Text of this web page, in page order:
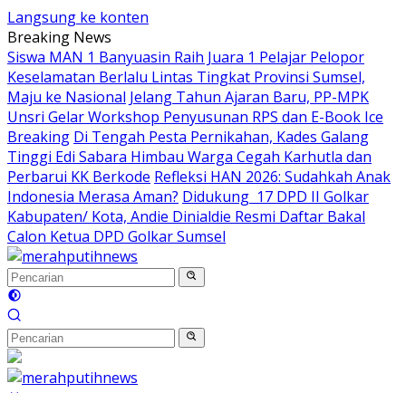
Langsung ke konten
Breaking News
Siswa MAN 1 Banyuasin Raih Juara 1 Pelajar Pelopor
Keselamatan Berlalu Lintas Tingkat Provinsi Sumsel,
Maju ke Nasional Jelang Tahun Ajaran Baru, PP-MPK
Unsri Gelar Workshop Penyusunan RPS dan E-Book Ice
Breaking Di Tengah Pesta Pernikahan, Kades Galang
Tinggi Edi Sabara Himbau Warga Cegah Karhutla dan
Perbarui KK Berkode Refleksi HAN 2026: Sudahkah Anak
Indonesia Merasa Aman? Didukung 17 DPD II Golkar
Kabupaten/ Kota, Andie Dinialdie Resmi Daftar Bakal
Calon Ketua DPD Golkar Sumsel